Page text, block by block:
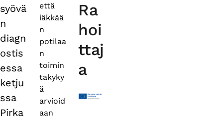
syövä
n
diagn
ostis
essa
ketju
ssa
Pirka
että
iäkkää
n
potilaa
n
toimin
takyky
ä
arvioid
aan
Ra
hoi
ttaj
a